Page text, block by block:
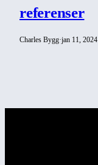
referenser
Charles Bygg·jan 11, 2024